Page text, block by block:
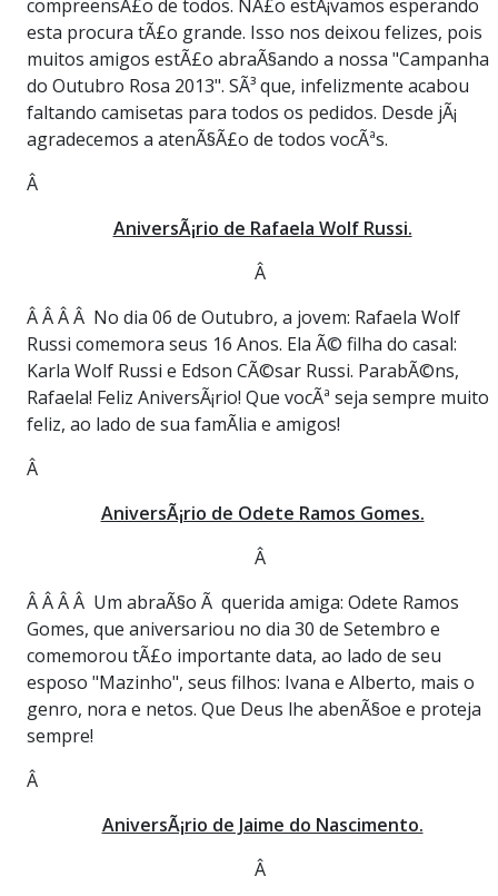
compreensÃ£o de todos. NÃ£o estÃ¡vamos esperando
esta procura tÃ£o grande. Isso nos deixou felizes, pois
muitos amigos estÃ£o abraÃ§ando a nossa "Campanha
do Outubro Rosa 2013". SÃ³ que, infelizmente acabou
faltando camisetas para todos os pedidos. Desde jÃ¡
agradecemos a atenÃ§Ã£o de todos vocÃªs.
Â
AniversÃ¡rio de Rafaela Wolf Russi.
Â
Â Â Â Â No dia 06 de Outubro, a jovem: Rafaela Wolf
Russi comemora seus 16 Anos. Ela Ã© filha do casal:
Karla Wolf Russi e Edson CÃ©sar Russi. ParabÃ©ns,
Rafaela! Feliz AniversÃ¡rio! Que vocÃª seja sempre muito
feliz, ao lado de sua famÃ­lia e amigos!
Â
AniversÃ¡rio de Odete Ramos Gomes.
Â
Â Â Â Â Um abraÃ§o Ã querida amiga: Odete Ramos
Gomes, que aniversariou no dia 30 de Setembro e
comemorou tÃ£o importante data, ao lado de seu
esposo "Mazinho", seus filhos: Ivana e Alberto, mais o
genro, nora e netos. Que Deus lhe abenÃ§oe e proteja
sempre!
Â
AniversÃ¡rio de Jaime do Nascimento.
Â